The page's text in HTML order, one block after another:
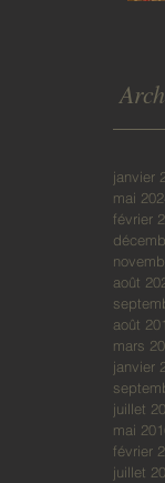
janvier
mai
février
août
août
mars
janvier
juillet
mai
février
juillet